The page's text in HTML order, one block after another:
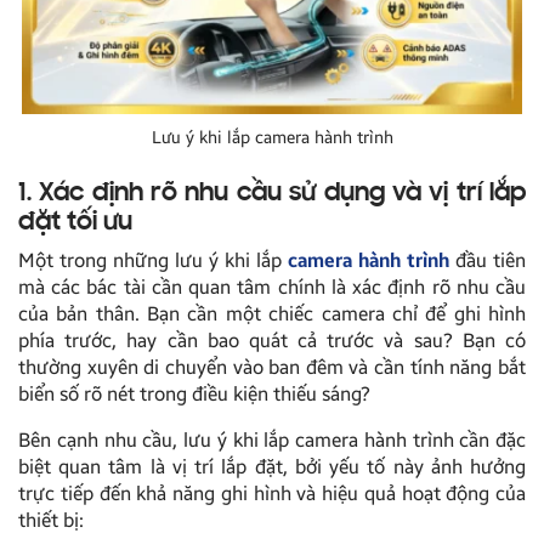
Lưu ý khi lắp camera hành trình
1. Xác định rõ nhu cầu sử dụng và vị trí lắp
đặt tối ưu
Một trong những lưu ý khi lắp camera hành trình đầu tiên
mà các bác tài cần quan tâm chính là xác định rõ nhu cầu
của bản thân. Bạn cần một chiếc camera chỉ để ghi hình
phía trước, hay cần bao quát cả trước và sau? Bạn có
thường xuyên di chuyển vào ban đêm và cần tính năng bắt
biển số rõ nét trong điều kiện thiếu sáng?
Bên cạnh nhu cầu, lưu ý khi lắp camera hành trình cần đặc
biệt quan tâm là vị trí lắp đặt, bởi yếu tố này ảnh hưởng
trực tiếp đến khả năng ghi hình và hiệu quả hoạt động của
thiết bị: